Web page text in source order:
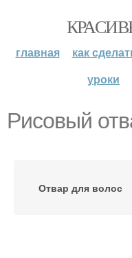
главная как
уроки
Рисовый
Отвар для волос